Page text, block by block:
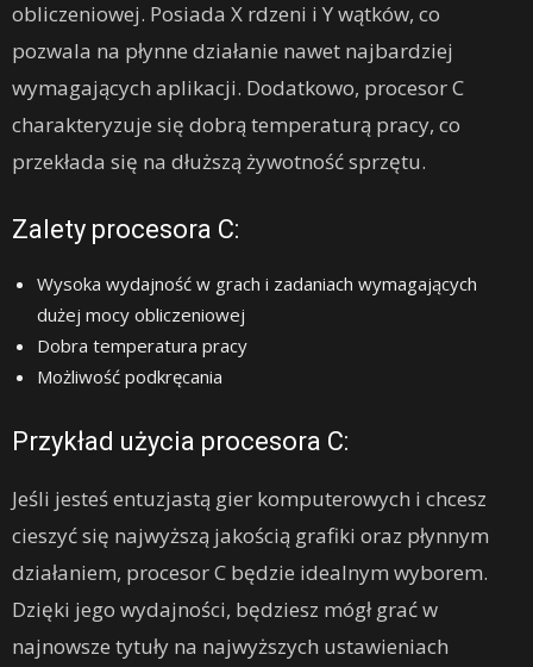
obliczeniowej. Posiada X rdzeni i Y wątków, co
pozwala na płynne działanie nawet najbardziej
wymagających aplikacji. Dodatkowo, procesor C
charakteryzuje się dobrą temperaturą pracy, co
przekłada się na dłuższą żywotność sprzętu.
Zalety procesora C:
Wysoka wydajność w grach i zadaniach wymagających
dużej mocy obliczeniowej
Dobra temperatura pracy
Możliwość podkręcania
Przykład użycia procesora C:
Jeśli jesteś entuzjastą gier komputerowych i chcesz
cieszyć się najwyższą jakością grafiki oraz płynnym
działaniem, procesor C będzie idealnym wyborem.
Dzięki jego wydajności, będziesz mógł grać w
najnowsze tytuły na najwyższych ustawieniach